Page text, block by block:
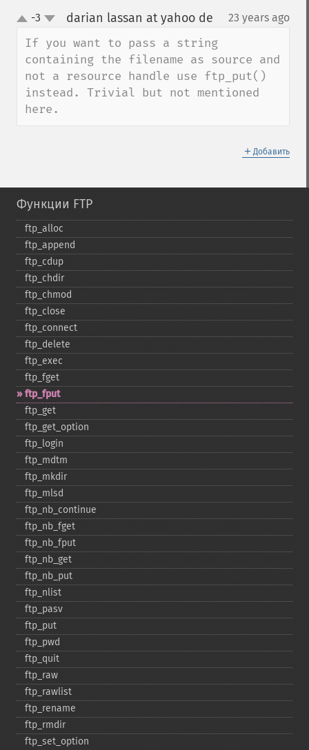
up-3 darian lassan at yahoo de 23 years ago
If you want to pass a string
containing the filename as source and
not a resource handle use ftp_put()
instead. Trivial but not mentioned
here.
＋ Добавить
Функции FTP
ftp_​alloc
ftp_​append
ftp_​cdup
ftp_​chdir
ftp_​chmod
ftp_​close
ftp_​connect
ftp_​delete
ftp_​exec
ftp_​fget
ftp_​fput
ftp_​get
ftp_​get_​option
ftp_​login
ftp_​mdtm
ftp_​mkdir
ftp_​mlsd
ftp_​nb_​continue
ftp_​nb_​fget
ftp_​nb_​fput
ftp_​nb_​get
ftp_​nb_​put
ftp_​nlist
ftp_​pasv
ftp_​put
ftp_​pwd
ftp_​quit
ftp_​raw
ftp_​rawlist
ftp_​rename
ftp_​rmdir
ftp_​set_​option